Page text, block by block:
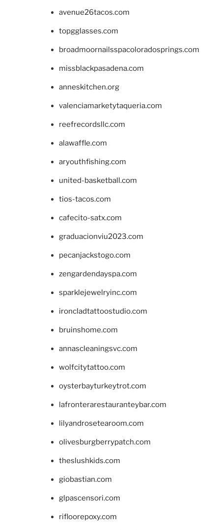
avenue26tacos.com
topgglasses.com
broadmoornailsspacoloradosprings.com
missblackpasadena.com
anneskitchen.org
valenciamarketytaqueria.com
reefrecordsllc.com
alawaffle.com
aryouthfishing.com
united-basketball.com
tios-tacos.com
cafecito-satx.com
graduacionviu2023.com
pecanjackstogo.com
zengardendayspa.com
sparklejewelryinc.com
ironcladtattoostudio.com
bruinshome.com
annascleaningsvc.com
wolfcitytattoo.com
oysterbayturkeytrot.com
lafronterarestauranteybar.com
lilyandrosetearoom.com
olivesburgberrypatch.com
theslushkids.com
giobastian.com
glpascensori.com
rifloorepoxy.com